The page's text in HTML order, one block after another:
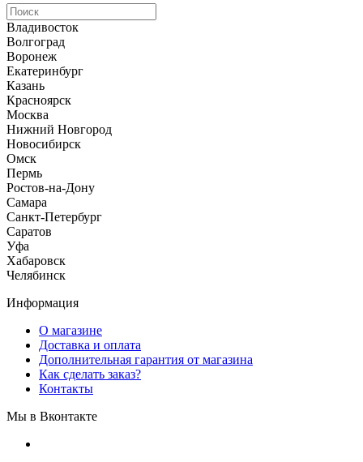
Владивосток
Волгоград
Воронеж
Екатеринбург
Казань
Красноярск
Москва
Нижний Новгород
Новосибирск
Омск
Пермь
Ростов-на-Дону
Самара
Санкт-Петербург
Саратов
Уфа
Хабаровск
Челябинск
Информация
О магазине
Доставка и оплата
Дополнительная гарантия от магазина
Как сделать заказ?
Контакты
Мы в Вконтакте